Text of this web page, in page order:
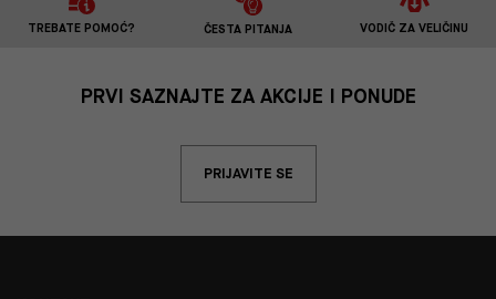
TREBATE POMOĆ? ČESTA PITANJA VODIČ ZA VELIČINU
PRVI SAZNAJTE ZA AKCIJE I PONUDE
PRIJAVITE SE